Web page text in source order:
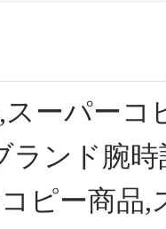
ーパー
ランド腕
ピー商品